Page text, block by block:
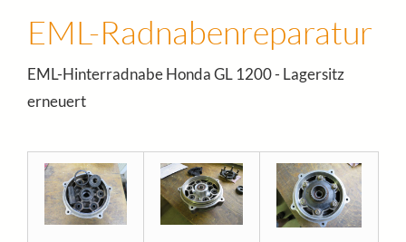
EML-Radnabenreparatur
EML-Hinterradnabe Honda GL 1200 - Lagersitz
erneuert